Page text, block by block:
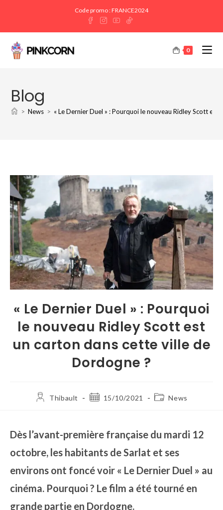
Code promo : FRANCE2024
0
Blog
> News > « Le Dernier Duel » : Pourquoi le nouveau Ridley Scott
« Le Dernier Duel » : Pourquoi
le nouveau Ridley Scott est
un carton dans cette ville de
Dordogne ?
Thibault 15/10/2021 News
Dès l’avant-première française du mardi 12
octobre, les habitants de Sarlat et ses
environs ont foncé voir « Le Dernier Duel » au
cinéma. Pourquoi ? Le film a été tourné en
grande partie en Dordogne.